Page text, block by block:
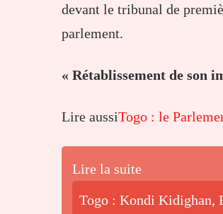
devant le tribunal de
parlement.
« Rétablissement de son
Lire aussiTogo : le
Lire la suite
Togo : Kondi Kidighan,